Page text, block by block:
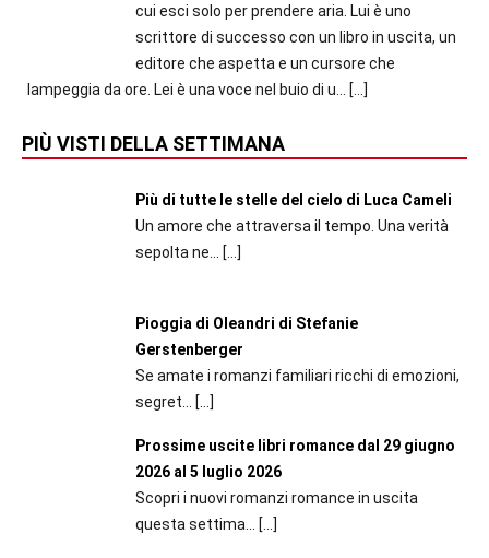
cui esci solo per prendere aria. Lui è uno
scrittore di successo con un libro in uscita, un
editore che aspetta e un cursore che
lampeggia da ore. Lei è una voce nel buio di u...
[…]
PIÙ VISTI DELLA SETTIMANA
Più di tutte le stelle del cielo di Luca Cameli
Un amore che attraversa il tempo. Una verità
sepolta ne...
[…]
Pioggia di Oleandri di Stefanie
Gerstenberger
Se amate i romanzi familiari ricchi di emozioni,
segret...
[…]
Prossime uscite libri romance dal 29 giugno
2026 al 5 luglio 2026
Scopri i nuovi romanzi romance in uscita
questa settima... […]